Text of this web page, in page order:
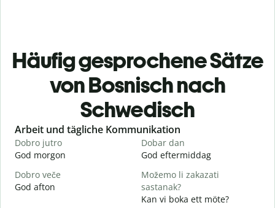
Häufig gesprochene Sätze
von Bosnisch nach
Schwedisch
Slide 1 of 6
Arbeit und tägliche Kommunikation
Dobro jutro
God morgon
Dobar dan
God eftermiddag
Dobro veče
God afton
Možemo li zakazati
sastanak?
Kan vi boka ett möte?